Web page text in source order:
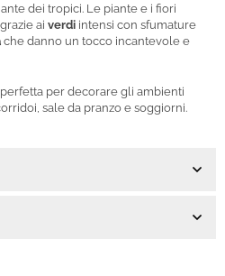
dei tropici. Le piante e i fiori
ai verdi intensi con sfumature
che danno un tocco incantevole e
per decorare gli ambienti
sale da pranzo e soggiorni.